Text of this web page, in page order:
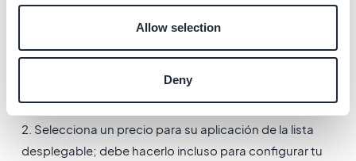
Allow selection
Deny
Guardalos cambios en la parte superior de la página.
7. Precios y
disponibilidad
1. Vaya al menúGeneral > Precios y disponibilidad.
2. Selecciona un precio para su aplicación de la lista
desplegable; debe hacerlo incluso para configurar tu